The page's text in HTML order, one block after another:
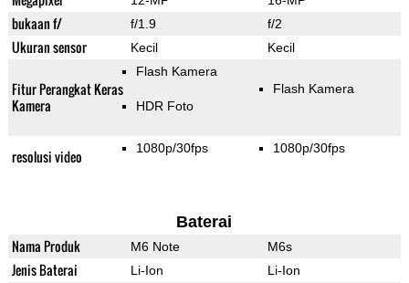
bukaan f/ f/1.9 f/2
Ukuran sensor Kecil Kecil
Fitur Perangkat Keras
Kamera
Flash Kamera
HDR Foto
Flash Kamera
resolusi video 1080p/30fps 1080p/30fps
Baterai
Nama Produk M6 Note M6s
Jenis Baterai Li-Ion Li-Ion